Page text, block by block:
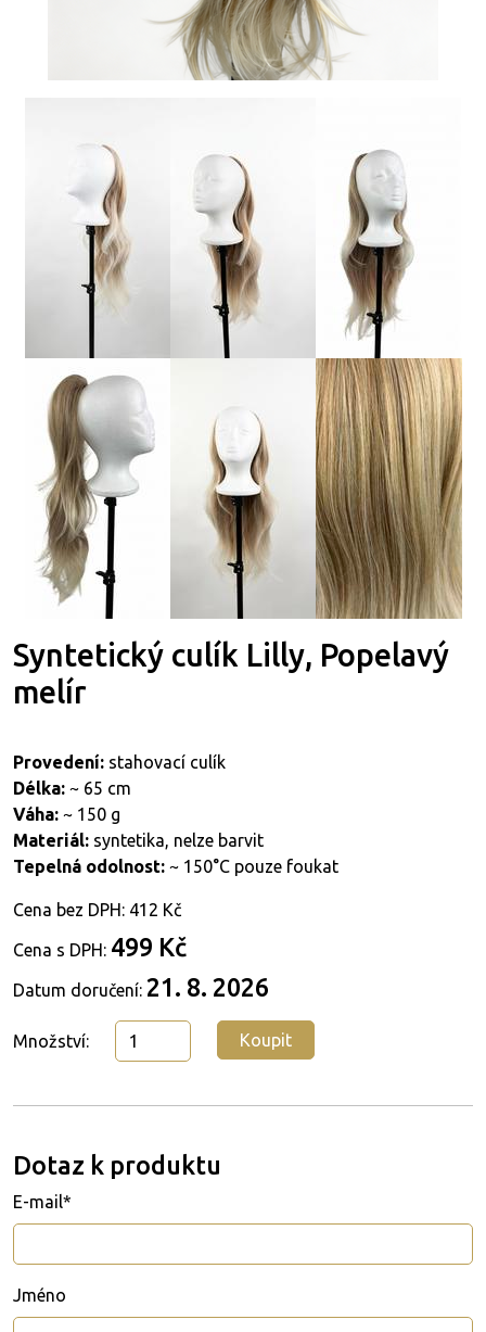
Syntetický culík Lilly, Popelavý
melír
Provedení: stahovací culík
Délka: ~ 65 cm
Váha: ~ 150 g
Materiál: syntetika, nelze barvit
Tepelná odolnost: ~ 150°C pouze foukat
Cena bez DPH: 412 Kč
Cena s DPH: 499 Kč
Datum doručení: 21. 8. 2026
Množství: Koupit
Dotaz k produktu
E-mail*
Jméno